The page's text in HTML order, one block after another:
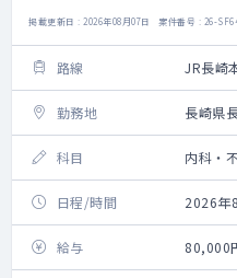
掲載更新日 : 2026年08月07日 案件番号 : 26-
路線 JR長崎
勤務地 長崎県
科目 内科・
日程/時間 2026年
給与 80,000